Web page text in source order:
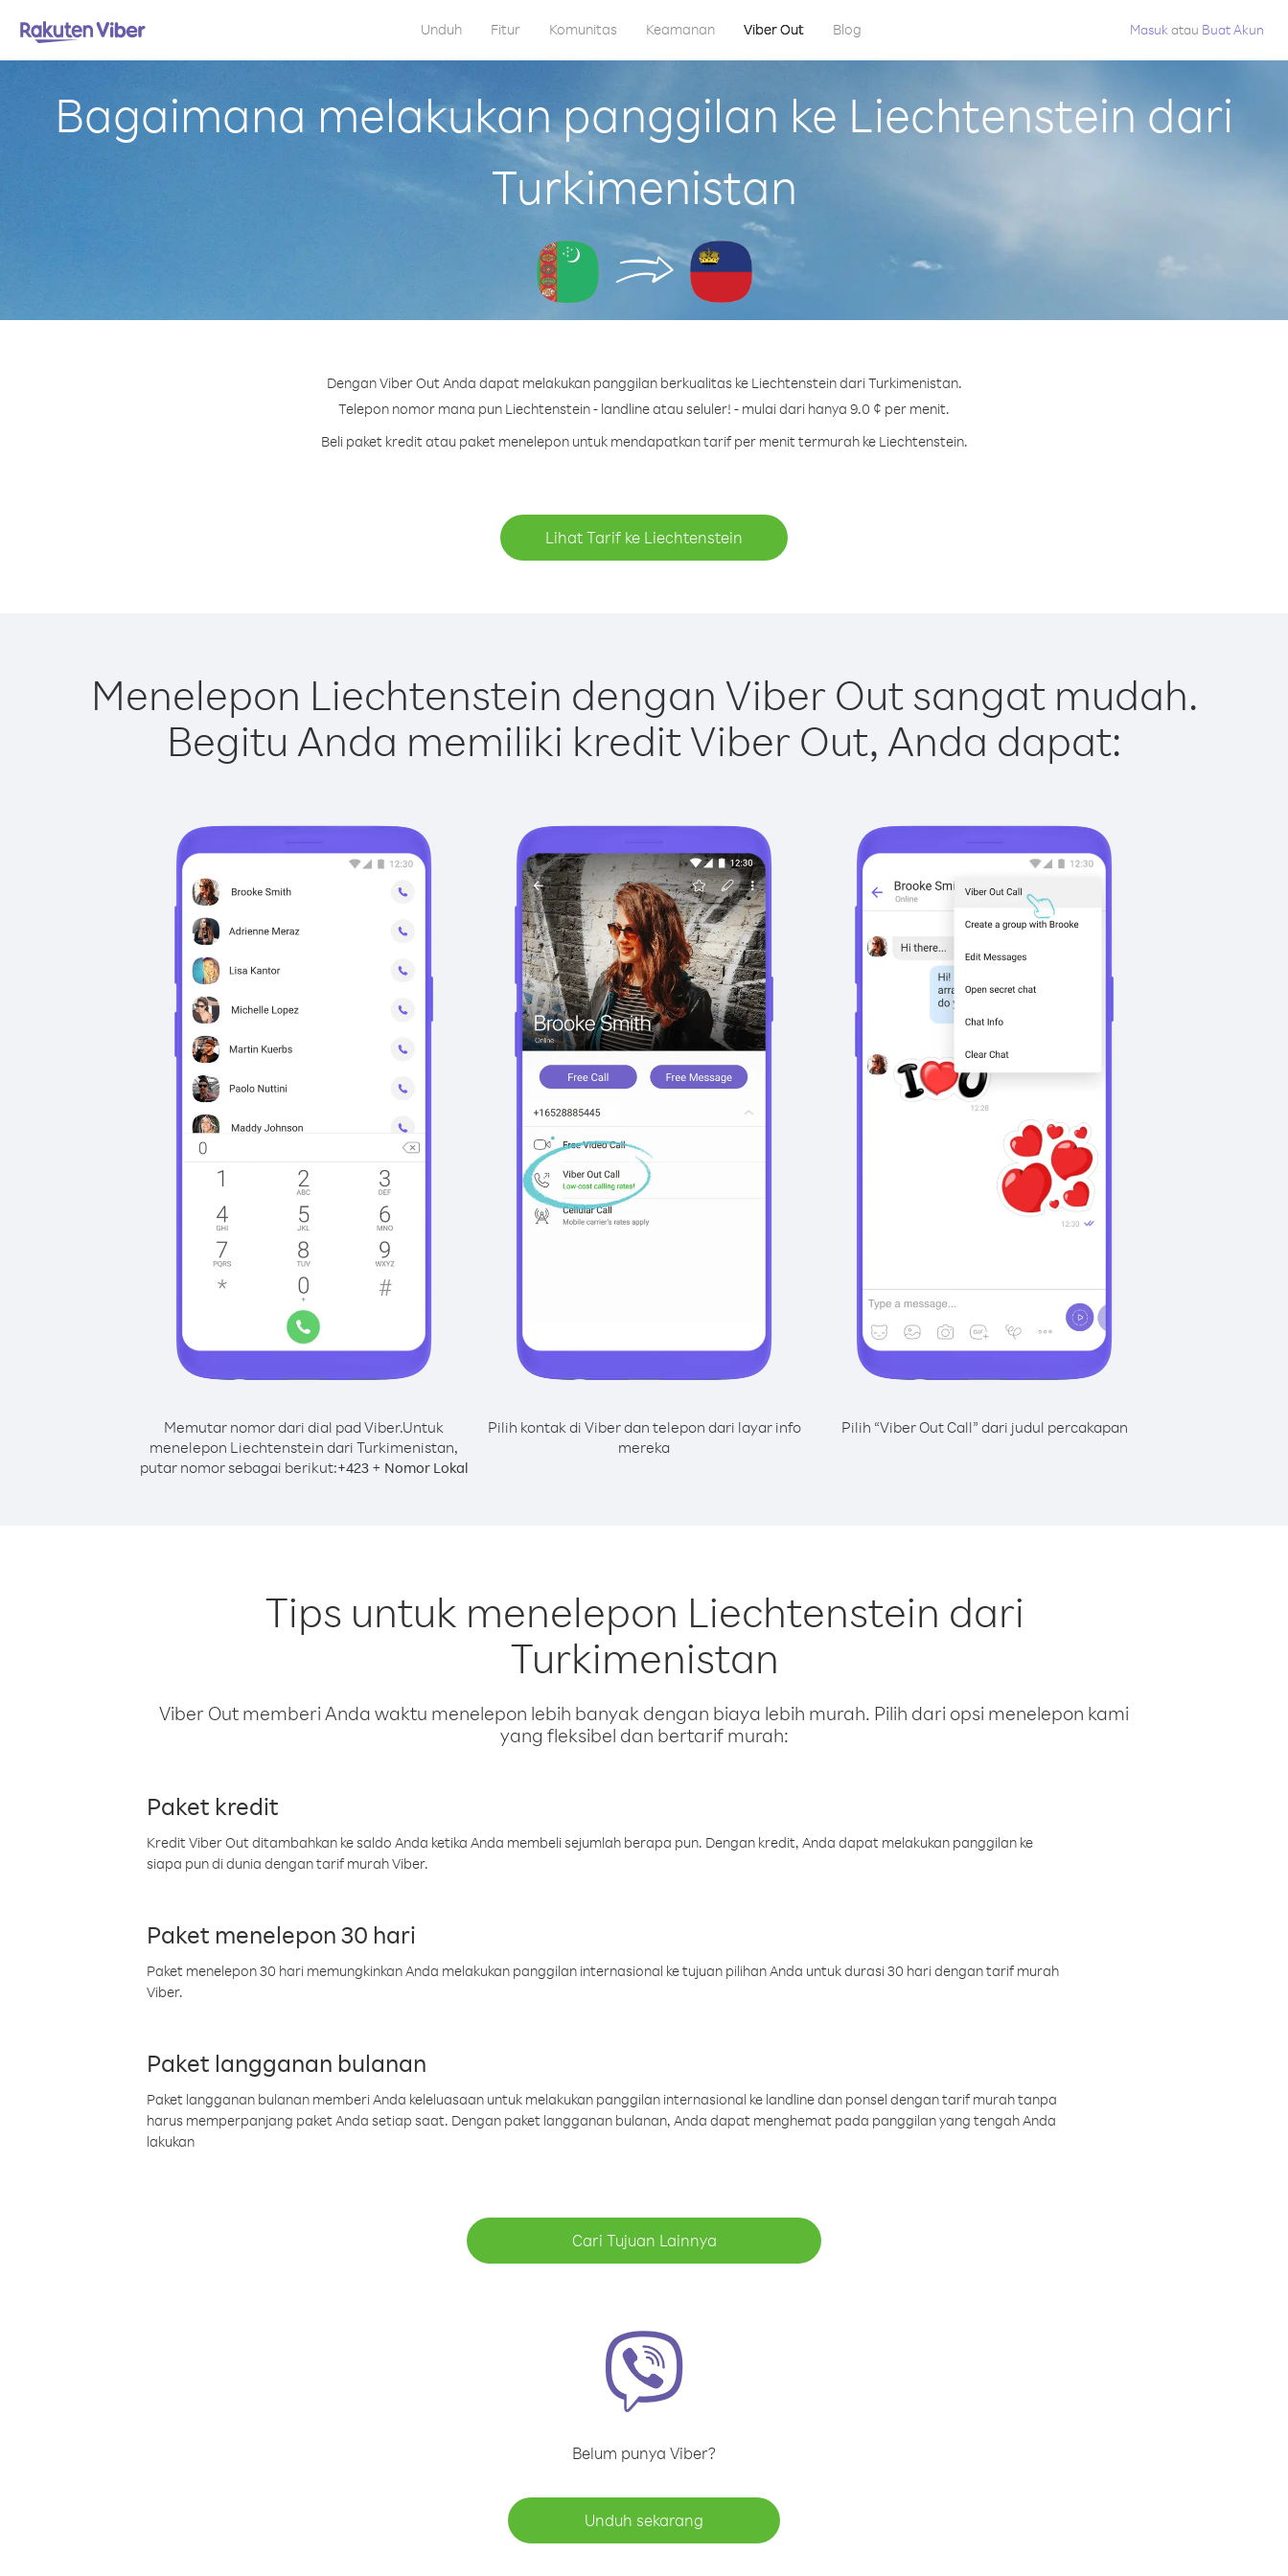
Unduh Fitur Komunitas Keamanan Viber Out Blog Masuk atau Buat Akun
Bagaimana melakukan panggilan ke Liechtenstein dari
Turkimenistan
Dengan Viber Out Anda dapat melakukan panggilan berkualitas ke Liechtenstein dari Turkimenistan.
Telepon nomor mana pun Liechtenstein - landline atau seluler! - mulai dari hanya 9.0 ¢ per menit.
Beli paket kredit atau paket menelepon untuk mendapatkan tarif per menit termurah ke Liechtenstein.
Lihat Tarif ke Liechtenstein
Menelepon Liechtenstein dengan Viber Out sangat mudah.
Begitu Anda memiliki kredit Viber Out, Anda dapat:
Memutar nomor dari dial pad Viber.Untuk
menelepon Liechtenstein dari Turkimenistan,
putar nomor sebagai berikut:+423+ Nomor Lokal
Pilih kontak di Viber dan telepon dari layar info
mereka
Pilih “Viber Out Call” dari judul percakapan
Tips untuk menelepon Liechtenstein dari
Turkimenistan
Viber Out memberi Anda waktu menelepon lebih banyak dengan biaya lebih murah. Pilih dari opsi menelepon kami
yang fleksibel dan bertarif murah:
Paket kredit
Kredit Viber Out ditambahkan ke saldo Anda ketika Anda membeli sejumlah berapa pun. Dengan kredit, Anda dapat melakukan panggilan ke
siapa pun di dunia dengan tarif murah Viber.
Paket menelepon 30 hari
Paket menelepon 30 hari memungkinkan Anda melakukan panggilan internasional ke tujuan pilihan Anda untuk durasi 30 hari dengan tarif murah
Viber.
Paket langganan bulanan
Paket langganan bulanan memberi Anda keleluasaan untuk melakukan panggilan internasional ke landline dan ponsel dengan tarif murah tanpa
harus memperpanjang paket Anda setiap saat. Dengan paket langganan bulanan, Anda dapat menghemat pada panggilan yang tengah Anda
lakukan
Cari Tujuan Lainnya
Belum punya Viber?
Unduh sekarang